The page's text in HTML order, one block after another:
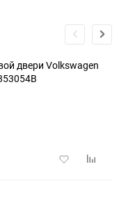
двери Volkswagen
Добавить